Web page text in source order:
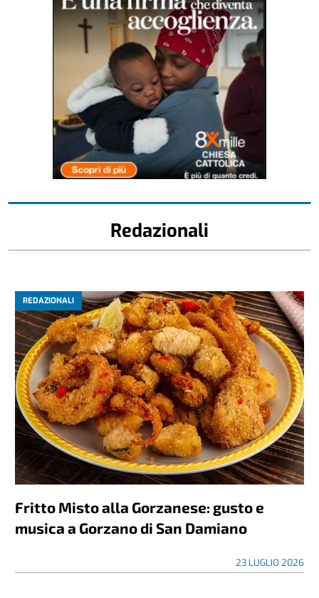
Redazionali
REDAZIONALI
Fritto Misto alla Gorzanese: gusto e
musica a Gorzano di San Damiano
23 LUGLIO 2026